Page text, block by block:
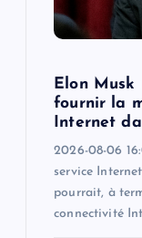
Elon
fournir la
Internet
2026-08-06
service
pourrait, à
connectivité